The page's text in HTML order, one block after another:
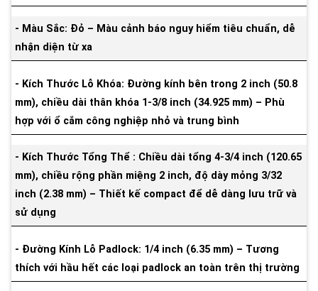
- Màu Sắc: Đỏ – Màu cảnh báo nguy hiểm tiêu chuẩn, dễ
nhận diện từ xa
- Kích Thước Lỗ Khóa: Đường kính bên trong 2 inch (50.8
mm), chiều dài thân khóa 1-3/8 inch (34.925 mm) – Phù
hợp với ổ cắm công nghiệp nhỏ và trung bình
- Kích Thước Tổng Thể : Chiều dài tổng 4-3/4 inch (120.65
mm), chiều rộng phần miệng 2 inch, độ dày mỏng 3/32
inch (2.38 mm) – Thiết kế compact để dễ dàng lưu trữ và
sử dụng
- Đường Kính Lỗ Padlock: 1/4 inch (6.35 mm) – Tương
thích với hầu hết các loại padlock an toàn trên thị trường